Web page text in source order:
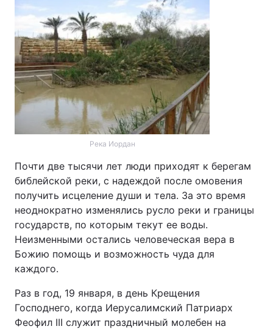
Головна Війна
Україна Політика
Спорт Наука
Река Иордан
Почти две тысячи лет люди приходят к берегам
библейской реки, с надеждой после омовения
получить исцеление души и тела. За это время
неоднократно изменялись русло реки и границы
государств, по которым текут ее воды.
Неизменными остались человеческая вера в
Божию помощь и возможность чуда для
каждого.
Раз в год, 19 января, в день Крещения
Господнего, когда Иерусалимский Патриарх
Феофил III служит праздничный молебен на